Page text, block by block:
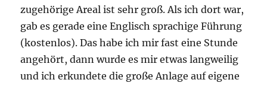
zugehörige Areal ist sehr groß. Als ich dort war,
gab es gerade eine Englisch sprachige Führung
(kostenlos). Das habe ich mir fast eine Stunde
angehört, dann wurde es mir etwas langweilig
und ich erkundete die große Anlage auf eigene